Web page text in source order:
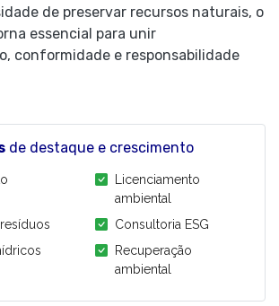
de preservar recursos naturais, o
essencial para unir
conformidade e responsabilidade
de destaque e crescimento
Licenciamento
ambiental
Consultoria ESG
Recuperação
ambiental